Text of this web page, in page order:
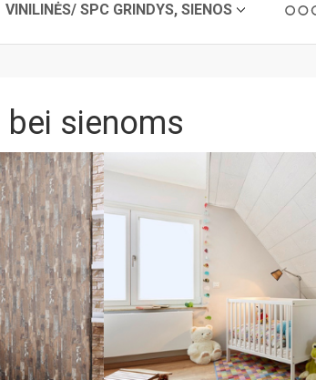
VINILINĖS/ SPC GRINDYS, SIENOS
bei sienoms